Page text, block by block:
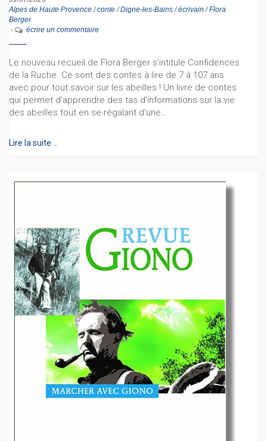
Alpes de Haute Provence/conte/Digne-les-Bains/écrivain /Flora
Berger
-
écrire un commentaire
Le nouveau recueil de Flora Berger s’intitule Confidences
de la Ruche. Ce sont des contes à lire de 7 à 107 ans
avec pour tout savoir sur les abeilles ! Un livre de contes
qui permet d'apprendre des tas d'informations sur la vie
des abeilles tout en se régalant d'une…
Lire la suite …